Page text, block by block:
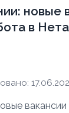
новые
в
вакансии